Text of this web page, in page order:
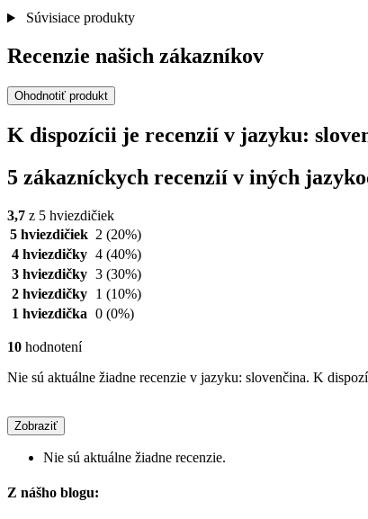
Súvisiace produkty
Recenzie našich zákazníkov
Ohodnotiť produkt
K dispozícii je recenzií v jazyku:
5 zákazníckych recenzií v iných
3,7 z 5 hviezdičiek
5 hviezdičiek 2 (20%)
4 hviezdičky 4 (40%)
3 hviezdičky 3 (30%)
2 hviezdičky
1 (10%)
1 hviezdička 0 (0%)
10 hodnotení
Nie sú aktuálne žiadne recenzie v jazyku: slovenčina. K
Zobraziť
Nie sú aktuálne žiadne recenzie.
Z nášho blogu: